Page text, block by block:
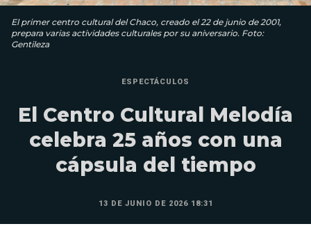
El primer centro cultural del Chaco, creado el 22 de junio de 2001,
prepara varias actividades culturales por su aniversario. Foto:
Gentileza
ESPECTÁCULOS
El Centro Cultural Melodía
celebra 25 años con una
cápsula del tiempo
13 DE JUNIO DE 2026 18:31